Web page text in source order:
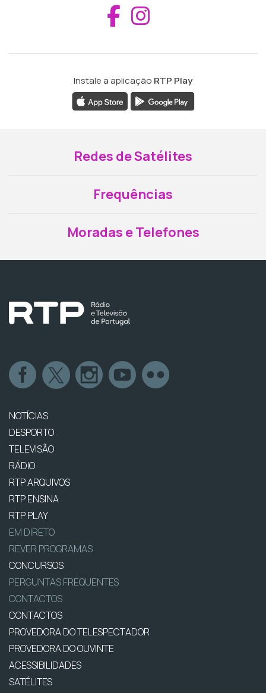
Aceder ao
Instale a aplicação RTP Play
Redes de Satélites
Frequências
Moradas e Telefones
NOTÍCIAS
DESPORTO
TELEVISÃO
RÁDIO
RTP ARQUIVOS
RTP ENSINA
RTP PLAY
EM DIRETO
REVER PROGRAMAS
CONCURSOS
PERGUNTAS FREQUENTES
CONTACTOS
CONTACTOS
PROVEDORA DO TELESPECTADOR
PROVEDORA DO OUVINTE
ACESSIBILIDADES
SATÉLITES